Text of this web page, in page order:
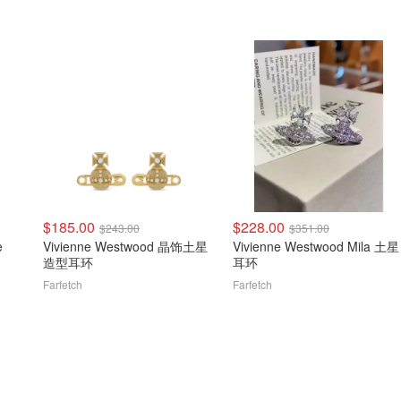
$185.00 $243.00
Vivienne Westwood 晶饰土星
造型耳环
Farfetch
$228.00 $351.00
Vivienne Westwood Mila 土星
耳环
Farfetch